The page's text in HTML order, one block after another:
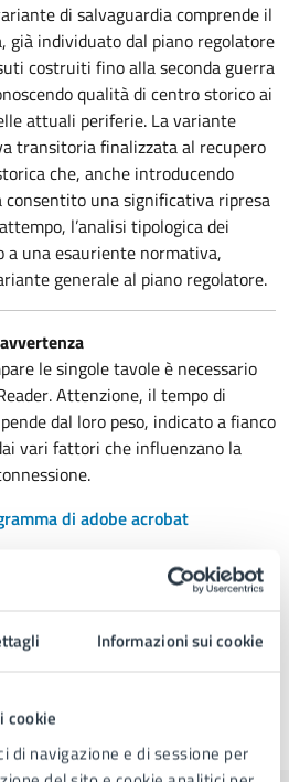
Informazioni sui cookie
cookie
di navigazione e di sessione per
di salvaguardia comprende il
già individuato dal piano regolatore
costruiti fino alla seconda guerra
qualità di centro storico ai
attuali periferie. La variante
transitoria finalizzata al recupero
che, anche introducendo
consentito una significativa ripresa
l’analisi tipologica dei
una esauriente normativa,
generale al piano regolatore.
avvertenza
le singole tavole è necessario
. Attenzione, il tempo di
dal loro peso, indicato a fianco
vari fattori che influenzano la
di adobe acrobat
06/2025, 10:33